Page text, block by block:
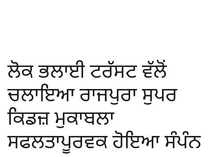
ਲੋਕ ਭਲਾਈ ਟਰੱਸਟ ਵੱਲੋਂ
ਚਲਾਇਆ ਰਾਜਪੁਰਾ ਸੁਪਰ
ਕਿਡਜ਼ ਮੁਕਾਬਲਾ
ਸਫਲਤਾਪੂਰਵਕ ਹੋਇਆ ਸੰਪੰਨ